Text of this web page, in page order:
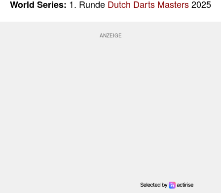
World Series: 1. Runde Dutch Darts Masters2025